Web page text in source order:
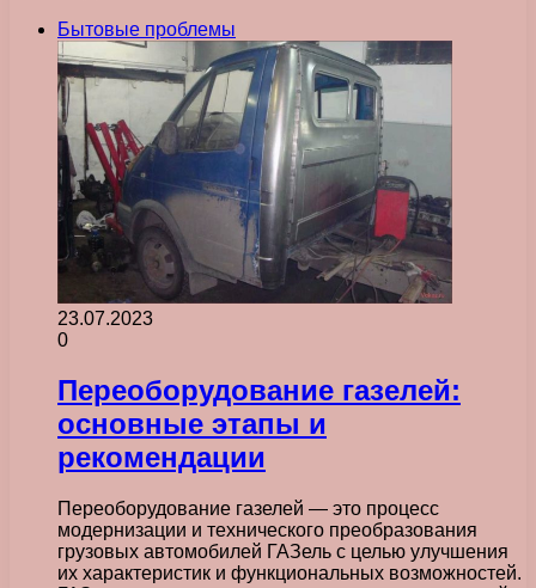
Бытовые проблемы
23.07.2023
0
Переоборудование газелей:
основные этапы и
рекомендации
Переоборудование газелей — это процесс
модернизации и технического преобразования
грузовых автомобилей ГАЗель с целью улучшения
их характеристик и функциональных возможностей.